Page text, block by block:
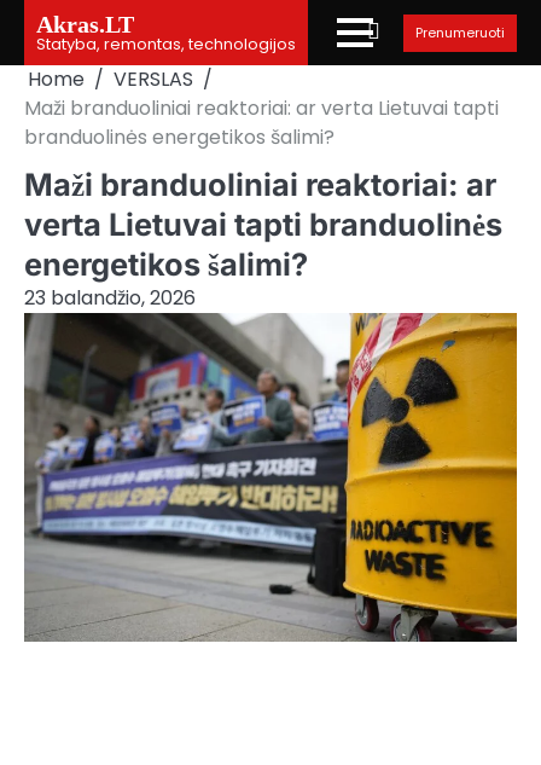
content
Akras.LT
Statyba, remontas, technologijos Prenumeruoti
Home
VERSLAS
Maži branduoliniai reaktoriai: ar verta Lietuvai tapti
branduolinės energetikos šalimi?
Maži branduoliniai reaktoriai: ar
verta Lietuvai tapti branduolinės
energetikos šalimi?
23 balandžio, 2026